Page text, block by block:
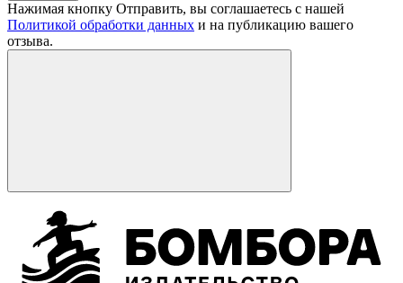
Нажимая кнопку Отправить, вы соглашаетесь с нашей
Политикой обработки данных и на публикацию вашего
отзыва.